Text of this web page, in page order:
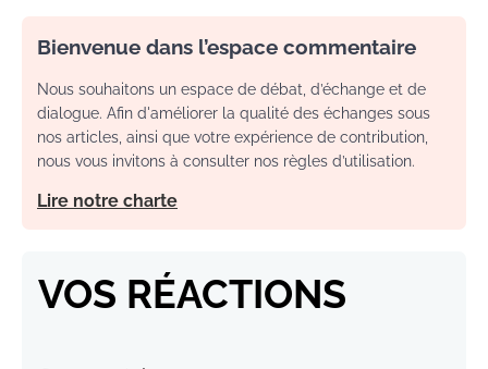
Bienvenue dans l’espace commentaire
Nous souhaitons un espace de débat, d’échange et de
dialogue. Afin d'améliorer la qualité des échanges sous
nos articles, ainsi que votre expérience de contribution,
nous vous invitons à consulter nos règles d’utilisation.
Lire notre charte
VOS RÉACTIONS